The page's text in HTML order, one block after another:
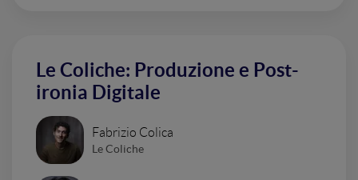
Le Coliche: Produzione e Post-
ironia Digitale
Fabrizio Colica
Le Coliche